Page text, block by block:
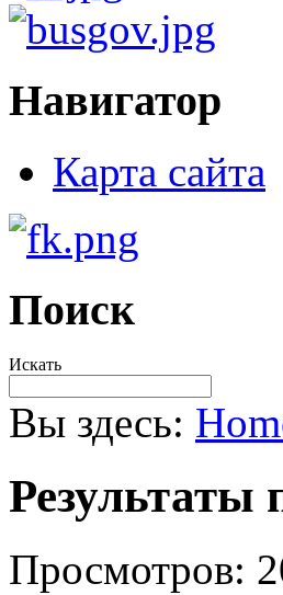
Навигатор
Карта сайта
Поиск
Искать
Вы здесь:
Результаты
Просмотров: